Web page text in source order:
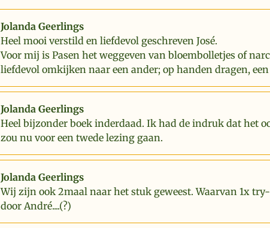
Jolanda Geerlings
Heel mooi verstild en liefdevol geschreven José.
Voor mij is Pasen het weggeven van bloembolletjes of
liefdevol omkijken naar een ander; op handen dragen,
Jolanda Geerlings
Heel bijzonder boek inderdaad. Ik had de indruk dat het
zou nu voor een twede lezing gaan.
Jolanda Geerlings
Wij zijn ook 2maal naar het stuk geweest. Waarvan 1x
door André....(?)